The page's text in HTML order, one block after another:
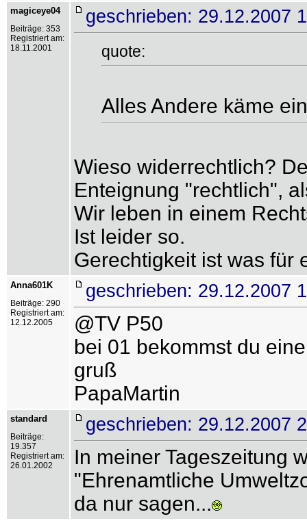
magiceye04
Beiträge: 353
Registriert am:
18.11.2001
geschrieben: 29.12.2007
quote:
Alles Andere käme
Wieso widerrechtlich?
Enteignung "rechtlich",
Wir leben in einem
Ist leider so.
Gerechtigkeit ist was für
Anna601K
Beiträge: 290
Registriert am:
12.12.2005
geschrieben: 29.12.2007
@TV P50
bei 01 bekommst du
gruß
PapaMartin
standard
Beiträge:
19.357
Registriert am:
26.01.2002
geschrieben: 29.12.2007
In meiner Tageszeitung
"Ehrenamtliche
da nur sagen...